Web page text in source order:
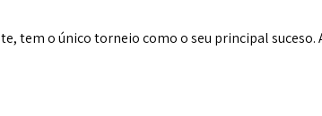
tem o único torneio como o seu principal